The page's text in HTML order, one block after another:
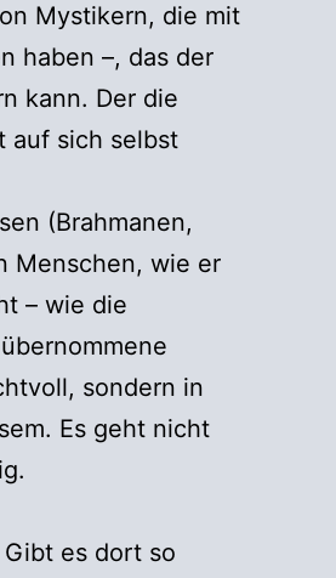
Mystikern, die mit
haben –, das der
kann. Der die
auf sich selbst
(Brahmanen,
Menschen, wie er
– wie die
sondern in
Es geht nicht
es dort so